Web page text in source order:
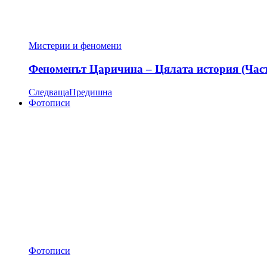
Мистерии и феномени
Феноменът Царичина – Цялата история
СледващаПредишна
Фотописи
Фотописи